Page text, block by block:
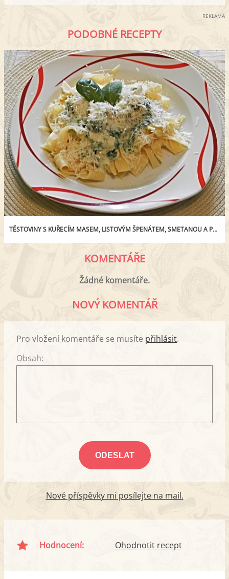
REKLAMA
PODOBNÉ RECEPTY
TĚSTOVINY S KUŘECÍM MASEM, LISTOVÝM ŠPENÁTEM, SMETANOU A PARMAZÁNEM
KOMENTÁŘE
Žádné komentáře.
NOVÝ KOMENTÁŘ
Pro vložení komentáře se musíte přihlásit.
Obsah:
Nové příspěvky mi posílejte na mail.
Hodnocení: Ohodnotit recept